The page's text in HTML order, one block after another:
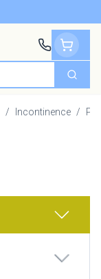
/ Incontinence /